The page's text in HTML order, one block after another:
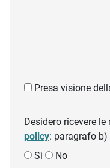
Presa visione
Desidero ricevere
policy: paragrafo b)
Sì
No